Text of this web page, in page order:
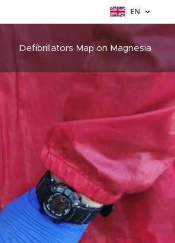
EN
Defibrillators Map on Magnesia